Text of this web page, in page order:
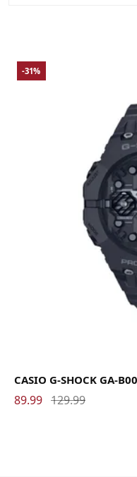
-31%
CASIO G-SHOCK GA-
89.99 129.99